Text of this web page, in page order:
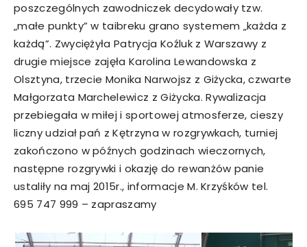
poszczególnych zawodniczek decydowały tzw.
„małe punkty” w taibreku grano systemem „każda z
każdą”. Zwyciężyła Patrycja Koźluk z Warszawy z
drugie miejsce zajęła Karolina Lewandowska z
Olsztyna, trzecie Monika Narwojsz z Giżycka, czwarte
Małgorzata Marchelewicz z Giżycka. Rywalizacja
przebiegała w miłej i sportowej atmosferze, cieszy
liczny udział pań z Kętrzyna w rozgrywkach, turniej
zakończono w późnych godzinach wieczornych,
następne rozgrywki i okazję do rewanżów panie
ustaliły na maj 2015r., informacje M. Krzyśków tel.
695 747 999 – zapraszamy